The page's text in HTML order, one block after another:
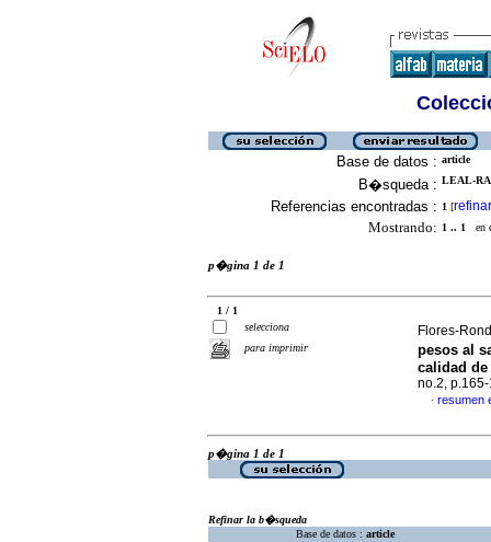
Base de datos : article
B�squeda : LEAL-
Referencias encontradas : 1 [refinar
Mostrando: 1 .. 1 en
p�gina 1 de 1
1 / 1
selecciona
para imprimir
Flores-
pesos al
calidad
no.2,
· resumen
p�gina 1 de 1
Refinar la b�squeda
Base de datos : article